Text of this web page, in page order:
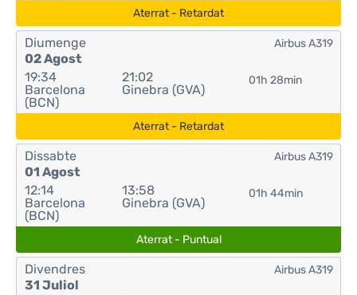
Aterrat - Retardat
Diumenge
02 Agost
19:34
Barcelona
(BCN)
21:02
Ginebra (GVA)
01h 28min
Airbus A319
Aterrat - Retardat
Dissabte
01 Agost
12:14
Barcelona
(BCN)
13:58
Ginebra (GVA)
01h 44min
Airbus A319
Aterrat - Puntual
Divendres
31 Juliol
Airbus A319